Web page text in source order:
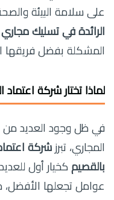
على سلامة البيئة
الرائدة في تسليك
المشكلة بفضل فريقها
لماذا تختار شركة اعتماد
في ظل وجود العديد من
المجاري، تبرز شركة
بالقصيم كخيار أول
عوامل تجعلها الأفضل،